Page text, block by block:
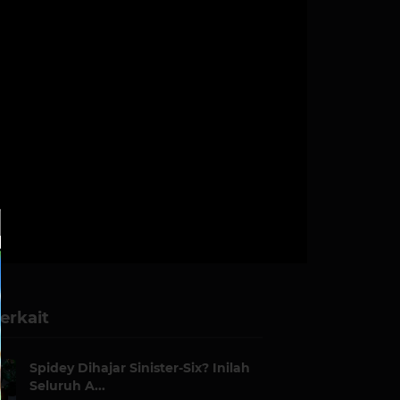
Spidey Dihajar Sinister-Six? Inilah
Seluruh A...